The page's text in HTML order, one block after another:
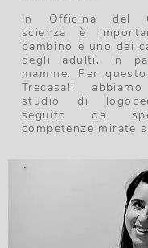
In Officina del
scienza è
bambino è uno dei
degli adulti, in
mamme. Per
Trecasali
studio di
seguito da
competenze mirate